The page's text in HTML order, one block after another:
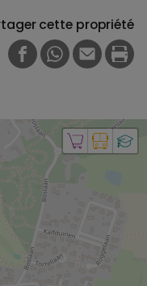
cette propriété
FACEBOOK
WHATSAPP
E-MAIL